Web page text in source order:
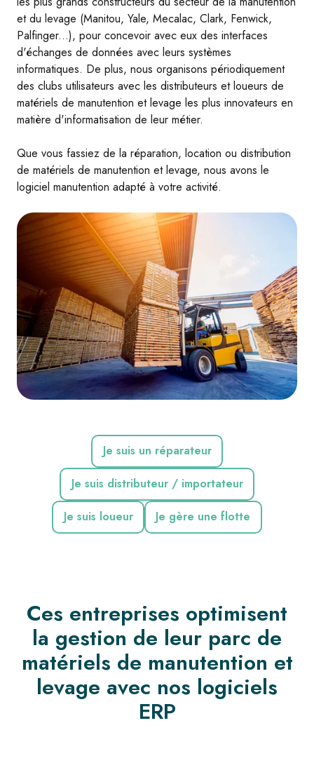
et du levage (Manitou, Yale, Mecalac, Clark, Fenwick,
Palfinger...), pour concevoir avec eux des interfaces
d'échanges de données avec leurs systèmes
informatiques. De plus, nous organisons périodiquement
des clubs utilisateurs avec les distributeurs et loueurs de
matériels de manutention et levage les plus innovateurs en
matière d'informatisation de leur métier.
Que vous fassiez de la réparation, location ou distribution
de matériels de manutention et levage, nous avons le
logiciel manutention adapté à votre activité.
Je suis un réparateur
Je suis distributeur / importateur
Je suis loueur Je gère une flotte
Ces entreprises optimisent
la gestion de leur parc de
matériels de manutention et
levage avec nos logiciels
ERP